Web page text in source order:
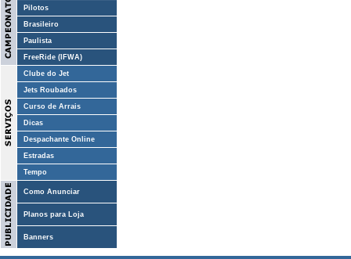
Pilotos
Brasileiro
Paulista
FreeRide (IFWA)
Clube do Jet
Jets Roubados
Curso de Arrais
Dicas
Despachante Online
Estradas
Tempo
Como Anunciar
Planos para Loja
Banners